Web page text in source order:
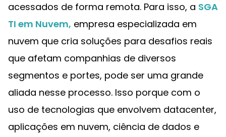
acessados de forma remota. Para isso, a SGA
TI em Nuvem, empresa especializada em
nuvem que cria soluções para desafios reais
que afetam companhias de diversos
segmentos e portes, pode ser uma grande
aliada nesse processo. Isso porque com o
uso de tecnologias que envolvem datacenter,
aplicações em nuvem, ciência de dados e